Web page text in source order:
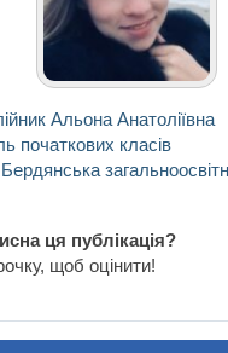
Альона Анатоліївна
початкових класів
Бердянська
ця публікація?
щоб оцінити!